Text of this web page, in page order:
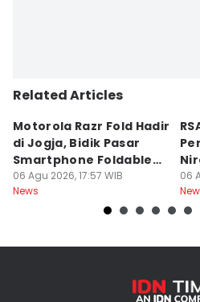
Related Articles
Motorola Razr Fold Hadir
di Jogja, Bidik Pasar
Smartphone Foldable
Premium
06 Agu 2026, 17:57 WIB
News
06